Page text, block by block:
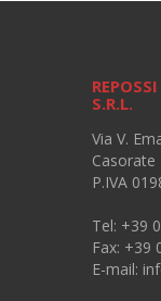
S.R.L.
Via V.
Casorate
P.IVA
Tel: +39
Fax: +39
E-mail: